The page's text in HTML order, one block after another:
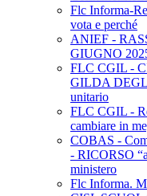
Flc Informa-
vota e perché
ANIEF -
GIUGNO
FLC CGIL -
GILDA
unitario
FLC CGIL -
cambiare in
COBAS -
- RICORSO
ministero
Flc Informa.